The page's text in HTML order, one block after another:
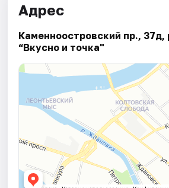
Адрес
Каменноостровский пр.,
“Вкусно и точка"